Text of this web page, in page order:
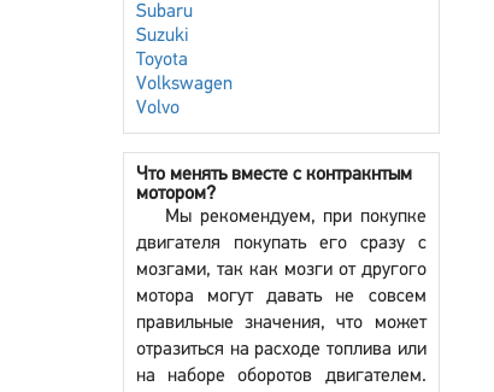
Subaru
Suzuki
Toyota
Volkswagen
Volvo
Что менять вместе с контракнтым
мотором?
Мы рекомендуем, при покупке
двигателя покупать его сразу с
мозгами, так как мозги от другого
мотора могут давать не совсем
правильные значения, что может
отразиться на расходе топлива или
на наборе оборотов двигателем.